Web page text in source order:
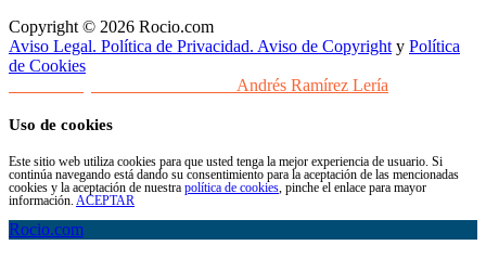
Copyright © 2026 Rocio.com
Aviso Legal. Política de Privacidad. Aviso de Copyright y Política
de Cookies
Andrés Ramírez Lería
Uso de cookies
Este sitio web utiliza cookies para que usted tenga la mejor experiencia de usuario. Si
continúa navegando está dando su consentimiento para la aceptación de las mencionadas
cookies y la aceptación de nuestra política de cookies , pinche el enlace para mayor
información. ACEPTAR
Rocio.com